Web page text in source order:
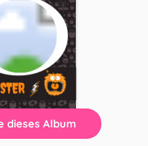
dieses Album